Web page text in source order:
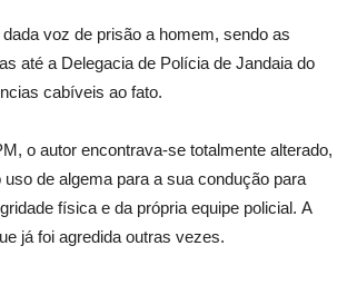
voz de prisão a homem, sendo as
até a Delegacia de Polícia de Jandaia do
cabíveis ao fato.
o autor encontrava-se totalmente alterado,
de algema para a sua condução para
física e da própria equipe policial. A
já foi agredida outras vezes.